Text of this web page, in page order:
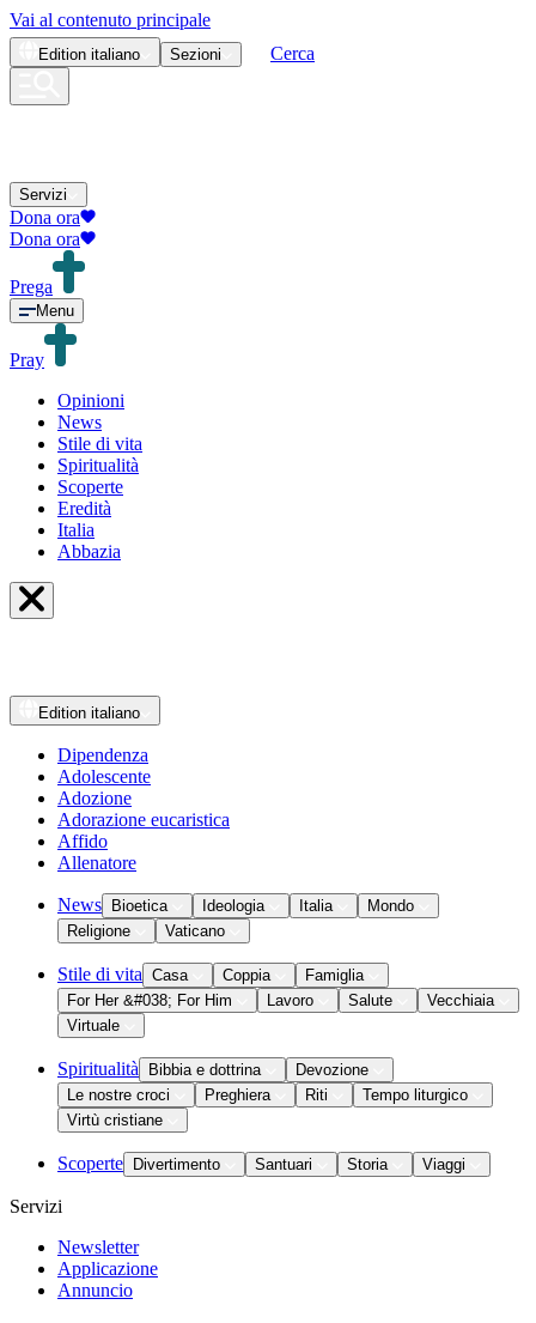
Vai al contenuto principale
Edition italiano Sezioni Cerca
Servizi
Dona ora
Dona ora
Prega
Menu
Pray
Opinioni
News
Stile di vita
Spiritualità
Scoperte
Eredità
Italia
Abbazia
Edition italiano
Dipendenza
Adolescente
Adozione
Adorazione eucaristica
Affido
Allenatore
News Bioetica Ideologia Italia
Mondo
Religione
Vaticano
Stile di vita Casa Coppia
Famiglia
For Her &#038; For Him
Lavoro Salute
Vecchiaia
Virtuale
Spiritualità Bibbia e dottrina
Devozione
Le nostre croci
Preghiera Riti
Tempo liturgico
Virtù cristiane
Scoperte Divertimento Santuari Storia Viaggi
Servizi
Newsletter
Applicazione
Annuncio